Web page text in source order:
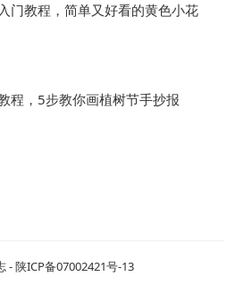
门教程，简单又好看的黄色小花
程，5步教你画植树节手抄报
-陕ICP备07002421号-13